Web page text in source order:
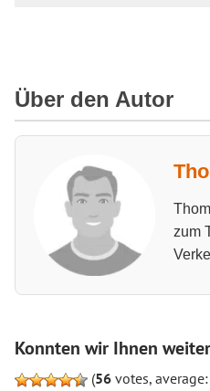
Über den Autor
zum
Konnten wir Ihnen
(56 votes, average: